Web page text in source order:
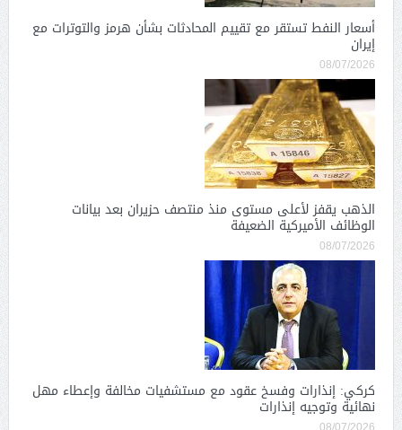
أسعار النفط تستقر مع تقييم المحادثات بشأن هرمز والتوترات مع
إيران
08/07/2026
الذهب يقفز لأعلى مستوى منذ منتصف حزيران بعد بيانات
الوظائف الأميركية الضعيفة
08/07/2026
كركي: إنذارات وفسخ عقود مع مستشفيات مخالفة وإعطاء مهل
نهائية وتوجيه إنذارات
08/07/2026